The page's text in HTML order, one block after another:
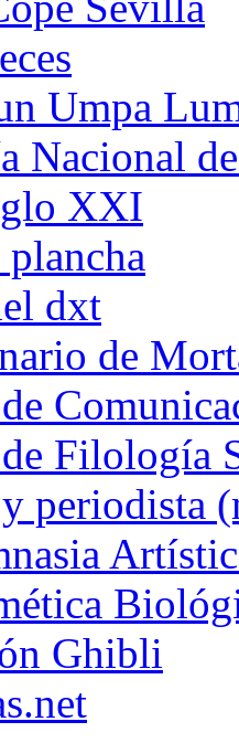
Umpa
Nacional
XXI
dxt
de
Filología
periodista
Ghibli